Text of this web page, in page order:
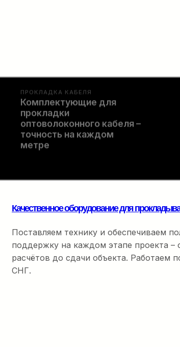
ПРОКЛАДКА КАБЕЛЯ
Комплектующие для
прокладки
оптоволоконного кабеля –
точность на каждом
метре
Качественное оборудование для
Поставляем технику и обеспечиваем
поддержку на каждом этапе проекта –
расчётов до сдачи объекта. Работаем
СНГ.